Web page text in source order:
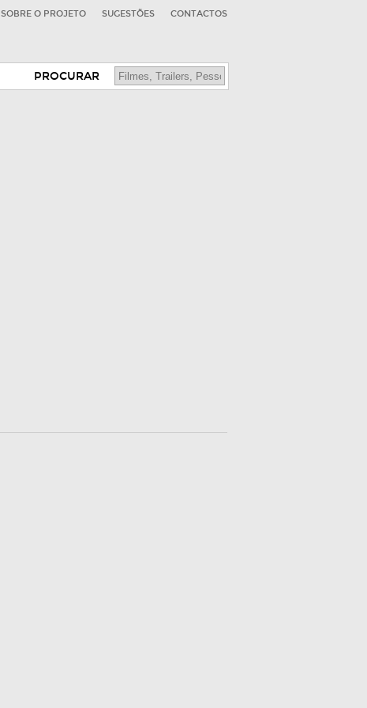
SOBRE O PROJETO SUGESTÕES CONTACTOS
PROCURAR